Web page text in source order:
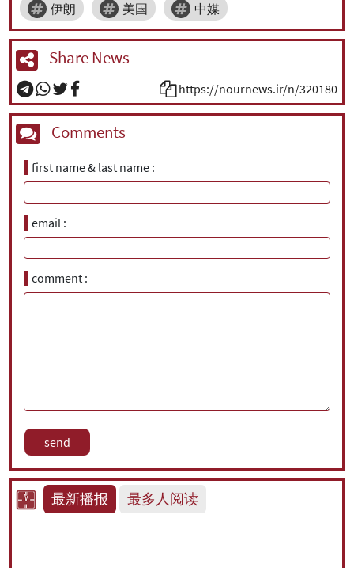
伊朗 美国 中媒
Share News
https://nournews.ir/n/320180
Comments
first name & last name
email
comment
最新播报 最多人阅读